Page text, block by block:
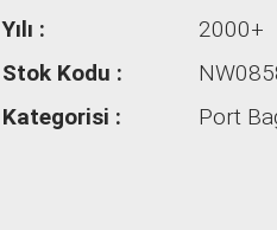
Yılı :
2000+
Stok Kodu :
Kategorisi :
Port